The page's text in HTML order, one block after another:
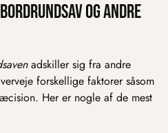
og andre
adskiller sig fra andre
forskellige faktorer såsom
Her er nogle af de mest